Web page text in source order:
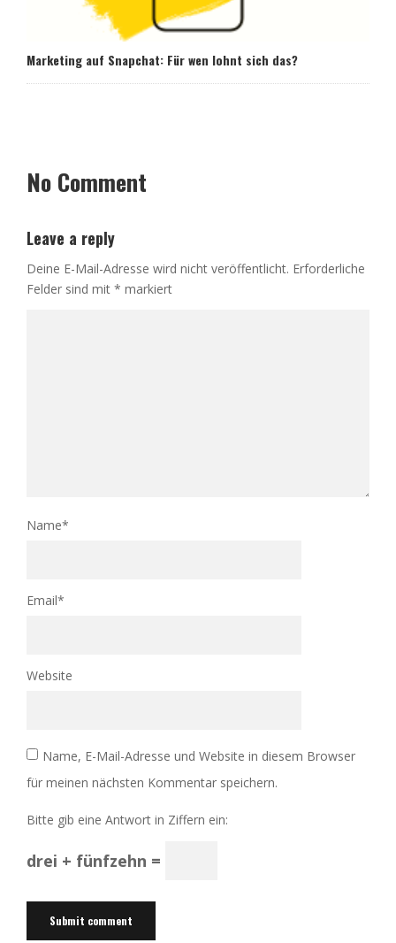
Marketing auf Snapchat: Für wen lohnt sich das?
No Comment
Leave a reply
Deine E-Mail-Adresse wird nicht veröffentlicht. Erforderliche
Felder sind mit * markiert
Name*
Email*
Website
Name, E-Mail-Adresse und Website in diesem Browser
für meinen nächsten Kommentar speichern.
Bitte gib eine Antwort in Ziffern ein:
drei + fünfzehn =